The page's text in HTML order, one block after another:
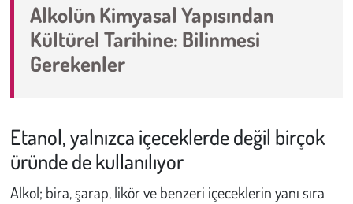
Alkolün Kimyasal Yapısından
Kültürel Tarihine: Bilinmesi
Gerekenler
Etanol, yalnızca içeceklerde değil birçok
üründe de kullanılıyor
Alkol; bira, şarap, likör ve benzeri içeceklerin yanı sıra